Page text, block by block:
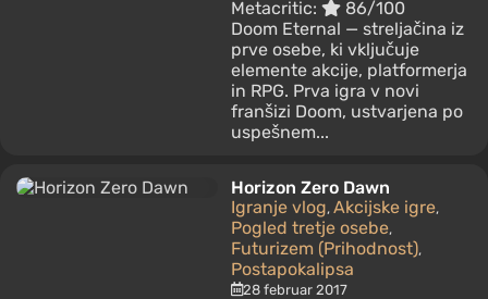
Metacritic:
86/100
Doom Eternal — streljačina iz
prve osebe, ki vključuje
elemente akcije, platformerja
in RPG. Prva igra v novi
franšizi Doom, ustvarjena po
uspešnem...
Horizon Zero Dawn
Igranje vlog, Akcijske igre,
Pogled tretje osebe,
Futurizem (Prihodnost),
Postapokalipsa
28 februar 2017